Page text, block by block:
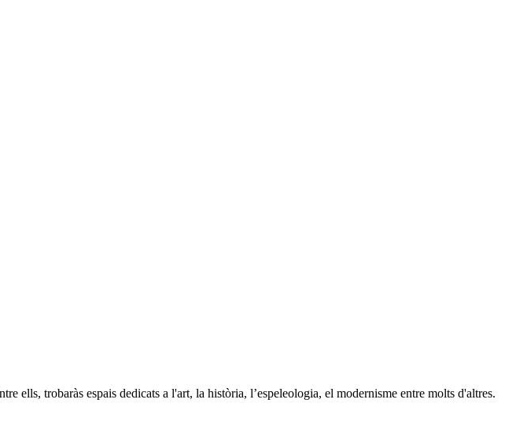
ells, trobaràs espais dedicats a l'art, la història, l’espeleologia, el modernisme entre molts d'altres.